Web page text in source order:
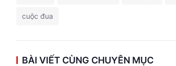
cuộc đua
BÀI VIẾT CÙNG CHUYÊN MỤC